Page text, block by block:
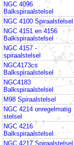
NGC 4096
Balkspiraalstelsel
NGC 4100 Spiraalstelsel
NGC 4151 en 4156
Balkspiraalstelsel
NGC 4157 -
spiraalstelsel
NGC4173cs
Balkspiraalstelsel
NGC4183
Balkspiraalstelsel
M98 Spiraalstelsel
NGC 4214 onregelmatig
stelsel
NGC 4216
Balkspiraalstelsel
NGC 4217 Spiraalstelsel